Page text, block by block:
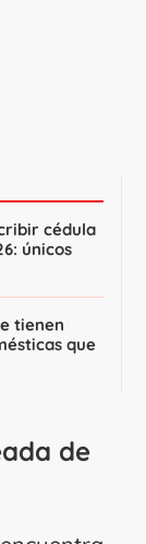
cédula
únicos
tienen
que
de